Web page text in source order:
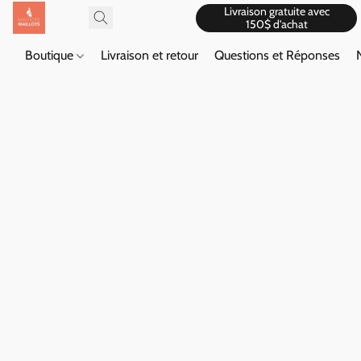
Livraison gratuite avec
150$ d'achat
Boutique Livraison et retour Questions et Réponses